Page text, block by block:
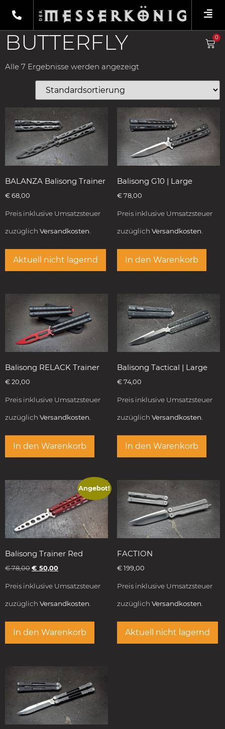
0
Produkte verschlagwortet mit
„Butterfly“
/ Fixiermesser
BUTTERFLY
Alle 7 Ergebnisse werden angezeigt
BALANZA Balisong Trainer
€ 68,00
Preis inklusive Umsatzsteuer
zuzüglich Versandkosten.
Aktuell nicht lagernd
Balisong G10 | Large
€78,00
Preis inklusive Umsatzsteuer
zuzüglich Versandkosten.
In den Warenkorb
Balisong RELACK Trainer
€ 20,00
Preis inklusive Umsatzsteuer
zuzüglich Versandkosten.
In den Warenkorb
Balisong Tactical | Large
€74,00
Preis inklusive Umsatzsteuer
zuzüglich Versandkosten.
In den Warenkorb
Angebot!
Balisong Trainer Red
€78,00 € 50,00
Preis inklusive Umsatzsteuer
zuzüglich Versandkosten.
In den Warenkorb
FACTION
€199,00
Preis inklusive Umsatzsteuer
zuzüglich Versandkosten.
Aktuell nicht lagernd